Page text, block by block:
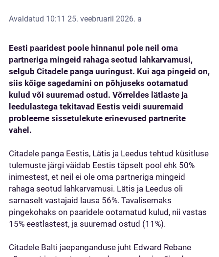
Avaldatud 10:11 25. veebruaril 2026. a
Eesti paaridest poole hinnanul pole neil oma
partneriga mingeid rahaga seotud lahkarvamusi,
selgub Citadele panga uuringust. Kui aga pingeid on,
siis kõige sagedamini on põhjuseks ootamatud
kulud või suuremad ostud. Võrreldes lätlaste ja
leedulastega tekitavad Eestis veidi suuremaid
probleeme sissetulekute erinevused partnerite
vahel.
Citadele panga Eestis, Lätis ja Leedus tehtud küsitluse
tulemuste järgi väidab Eestis täpselt pool ehk 50%
inimestest, et neil ei ole oma partneriga mingeid
rahaga seotud lahkarvamusi. Lätis ja Leedus oli
sarnaselt vastajaid lausa 56%. Tavalisemaks
pingekohaks on paaridele ootamatud kulud, nii vastas
15% eestlastest, ja suuremad ostud (11%).
Citadele Balti jaepanganduse juht Edward Rebane